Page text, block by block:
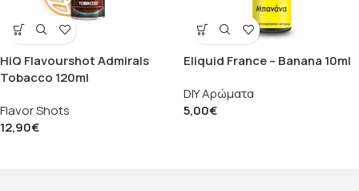
HiQ Flavourshot Admirals
Tobacco 120ml
Flavor Shots
12,90€
Eliquid France – Banana 10ml
DIY Αρώματα
5,00€